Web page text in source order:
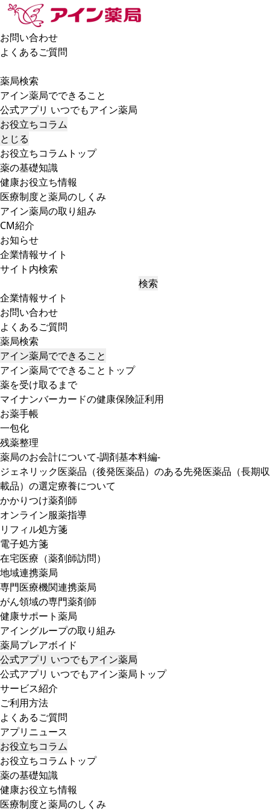
お問い合わせ
よくあるご質問
薬局検索
アイン薬局でできること
公式アプリ いつでもアイン薬局
お役立ちコラム
とじる
お役立ちコラムトップ
薬の基礎知識
健康お役立ち情報
医療制度と薬局のしくみ
アイン薬局の取り組み
CM紹介
お知らせ
企業情報サイト
サイト内検索
検索
企業情報サイト
お問い合わせ
よくあるご質問
薬局検索
アイン薬局でできること
アイン薬局でできることトップ
薬を受け取るまで
マイナンバーカードの健康保険証利用
お薬手帳
一包化
残薬整理
薬局のお会計について-調剤基本料編-
ジェネリック医薬品（後発医薬品）のある先発医薬品（長期収
載品）の選定療養について
かかりつけ薬剤師
オンライン服薬指導
リフィル処方箋
電子処方箋
在宅医療（薬剤師訪問）
地域連携薬局
専門医療機関連携薬局
がん領域の専門薬剤師
健康サポート薬局
アイングループの取り組み
薬局プレアボイド
公式アプリ いつでもアイン薬局
公式アプリ いつでもアイン薬局トップ
サービス紹介
ご利用方法
よくあるご質問
アプリニュース
お役立ちコラム
お役立ちコラムトップ
薬の基礎知識
健康お役立ち情報
医療制度と薬局のしくみ